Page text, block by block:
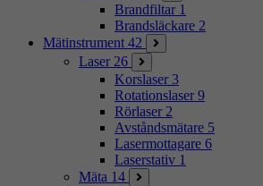
Brandfiltar 1
Brandsläckare 2
Mätinstrument 42
Laser 26
Korslaser 3
Rotationslaser 9
Rörlaser 2
Avståndsmätare 5
Lasermottagare 6
Laserstativ 1
Mäta 14